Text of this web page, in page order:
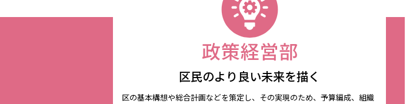
区民のより良い未来を描く
区の基本構想や総合計画などを策定し、その実現のため、予算編成、組織